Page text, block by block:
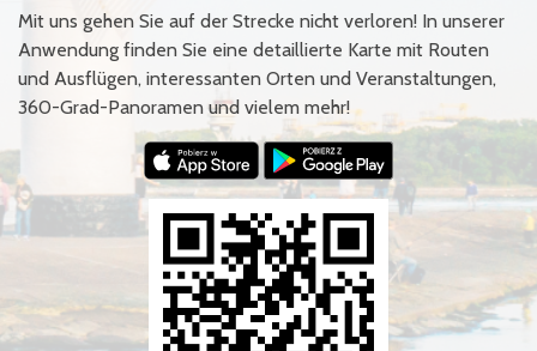
Mit uns gehen Sie auf der Strecke nicht verloren! In unserer
Anwendung finden Sie eine detaillierte Karte mit Routen
und Ausflügen, interessanten Orten und Veranstaltungen,
360-Grad-Panoramen und vielem mehr!